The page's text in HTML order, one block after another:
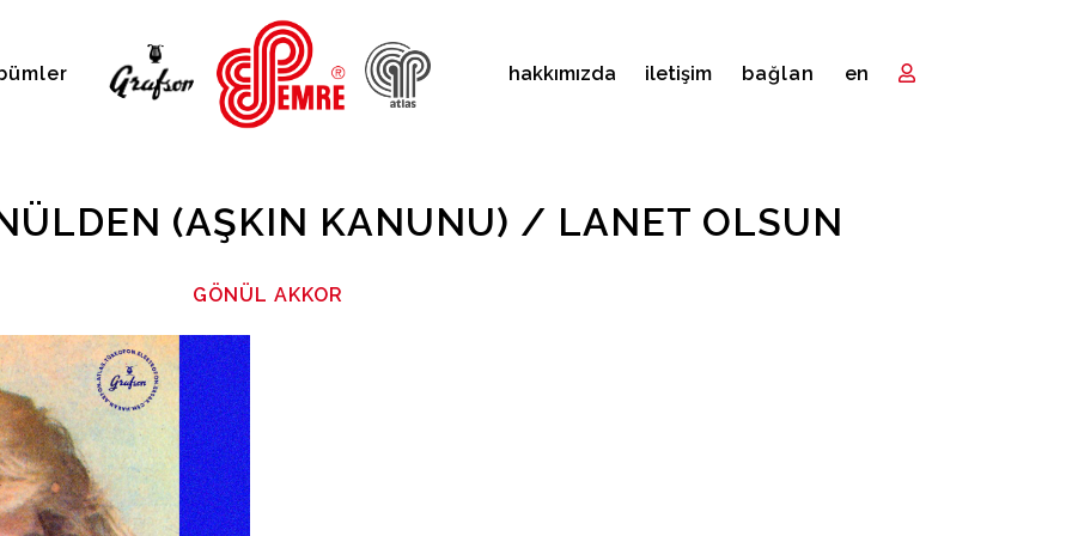
hakkımızda i̇letişim bağlan en
(AŞKIN KANUNU) / LANET OLSUN
GÖNÜL AKKOR